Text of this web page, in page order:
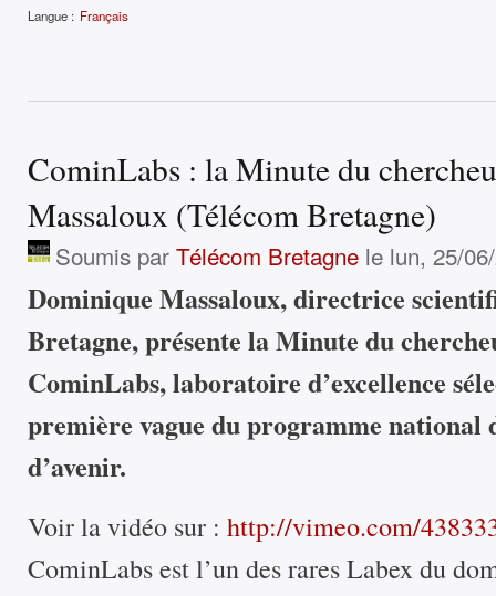
Langue : Français
CominLabs : la Minute du
Massaloux (Télécom Bretagne)
Soumis par Télécom Bretagne le lun, 25/
Dominique Massaloux, directrice
Bretagne, présente la Minute du
CominLabs, laboratoire d’excellence
première vague du programme national
d’avenir.
Voir la vidéo sur : http://vimeo.com/
CominLabs est l’un des rares Labex du